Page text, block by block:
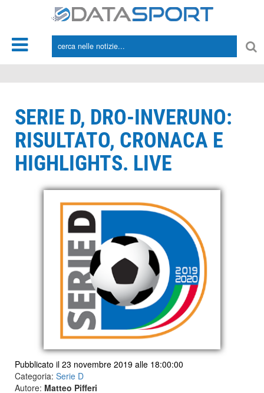
SERIE D, DRO-INVERUNO:
RISULTATO, CRONACA E
HIGHLIGHTS. LIVE
Pubblicato il 23 novembre 2019 alle 18:00:00
Categoria: Serie D
Autore: Matteo Pifferi